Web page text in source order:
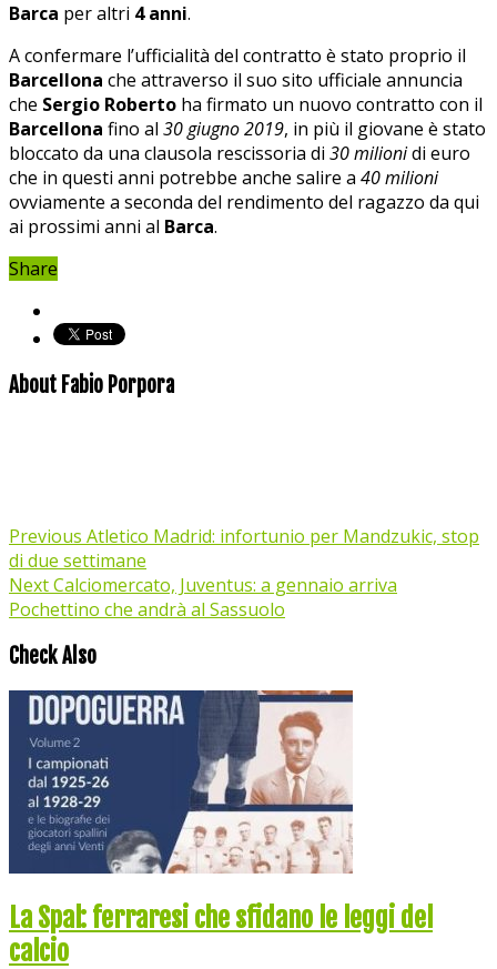
Barca per altri 4 anni.
A confermare l’ufficialità del contratto è stato proprio il
Barcellona che attraverso il suo sito ufficiale annuncia
che Sergio Roberto ha firmato un nuovo contratto con il
Barcellona fino al 30 giugno 2019, in più il giovane è stato
bloccato da una clausola rescissoria di 30 milionidi euro
che in questi anni potrebbe anche salire a 40 milioni
ovviamente a seconda del rendimento del ragazzo da qui
ai prossimi anni al Barca.
Share
About Fabio Porpora
Previous Atletico Madrid: infortunio per Mandzukic, stop
di due settimane
NextCalciomercato, Juventus: a gennaio arriva
Pochettino che andrà al Sassuolo
Check Also
La Spal: ferraresi che sfidano le leggi del
calcio